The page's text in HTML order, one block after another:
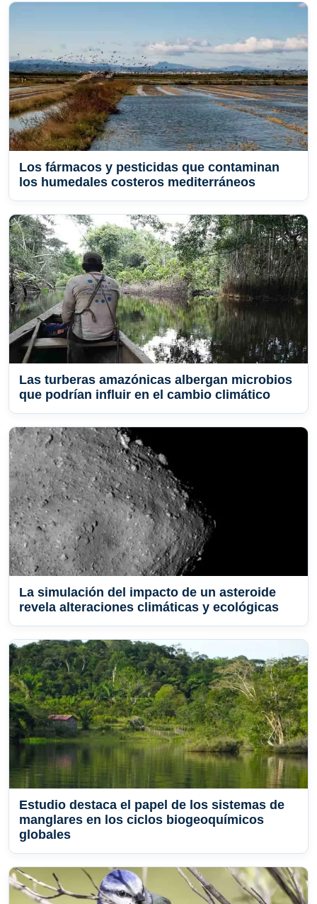
Los fármacos y pesticidas que contaminan
los humedales costeros mediterráneos
Las turberas amazónicas albergan microbios
que podrían influir en el cambio climático
La simulación del impacto de un asteroide
revela alteraciones climáticas y ecológicas
Estudio destaca el papel de los sistemas de
manglares en los ciclos biogeoquímicos
globales